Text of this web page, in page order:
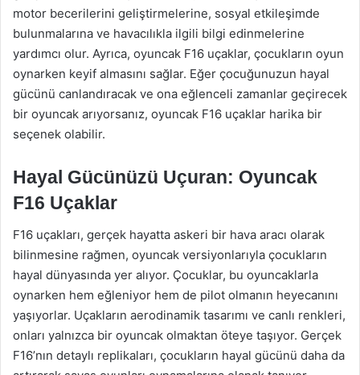
motor becerilerini geliştirmelerine, sosyal etkileşimde
bulunmalarına ve havacılıkla ilgili bilgi edinmelerine
yardımcı olur. Ayrıca, oyuncak F16 uçaklar, çocukların oyun
oynarken keyif almasını sağlar. Eğer çocuğunuzun hayal
gücünü canlandıracak ve ona eğlenceli zamanlar geçirecek
bir oyuncak arıyorsanız, oyuncak F16 uçaklar harika bir
seçenek olabilir.
Hayal Gücünüzü Uçuran: Oyuncak
F16 Uçaklar
F16 uçakları, gerçek hayatta askeri bir hava aracı olarak
bilinmesine rağmen, oyuncak versiyonlarıyla çocukların
hayal dünyasında yer alıyor. Çocuklar, bu oyuncaklarla
oynarken hem eğleniyor hem de pilot olmanın heyecanını
yaşıyorlar. Uçakların aerodinamik tasarımı ve canlı renkleri,
onları yalnızca bir oyuncak olmaktan öteye taşıyor. Gerçek
F16’nın detaylı replikaları, çocukların hayal gücünü daha da